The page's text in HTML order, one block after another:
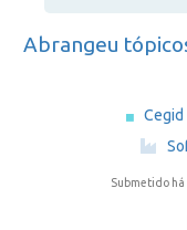
Abrangeu
Cegid
Submetido há